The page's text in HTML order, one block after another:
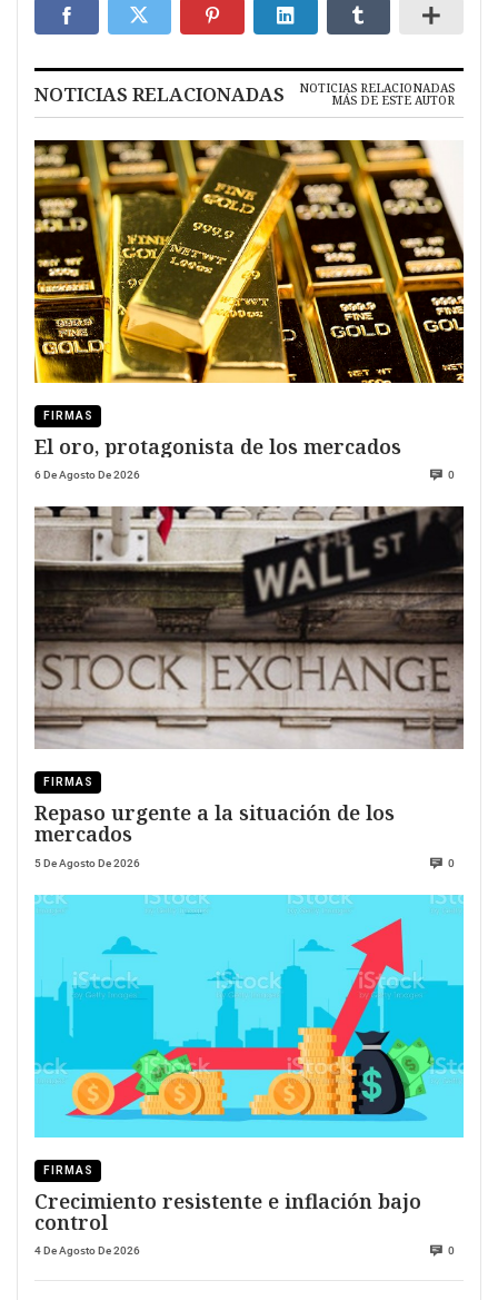
NOTICIAS RELACIONADAS NOTICIAS RELACIONADAS
MÁS DE ESTE AUTOR
FIRMAS
El oro, protagonista de los mercados
6 De Agosto De 2026 0
FIRMAS
Repaso urgente a la situación de los
mercados
5 De Agosto De 2026 0
FIRMAS
Crecimiento resistente e inflación bajo
control
4 De Agosto De 2026 0